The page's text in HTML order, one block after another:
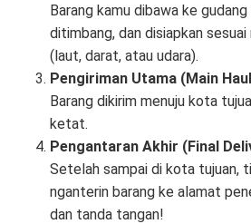
Barang kamu dibawa ke
ditimbang, dan disiapkan
(laut, darat, atau udara).
Pengiriman Utama (Main
Barang dikirim menuju kota
ketat.
Pengantaran Akhir (Final
Setelah sampai di kota tujuan,
nganterin barang ke alamat
dan tanda tangan!